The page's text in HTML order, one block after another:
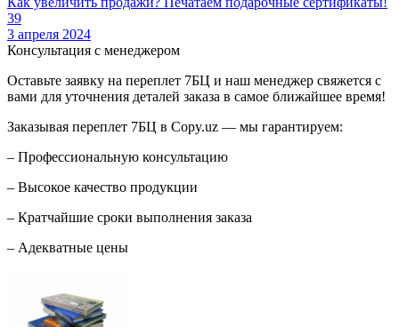
39
3 апреля 2024
Консультация с менеджером
Оставьте заявку на переплет 7БЦ и наш менеджер свяжется с
вами для уточнения деталей заказа в самое ближайшее время!
Заказывая переплет 7БЦ в Copy.uz — мы гарантируем:
– Профессиональную консультацию
– Высокое качество продукции
– Кратчайшие сроки выполнения заказа
– Адекватные цены